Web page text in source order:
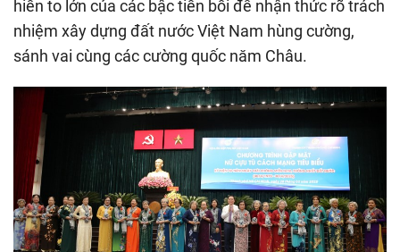
hiến to lớn của các bậc tiền bối để nhận thức rõ trách
nhiệm xây dựng đất nước Việt Nam hùng cường,
sánh vai cùng các cường quốc năm Châu.